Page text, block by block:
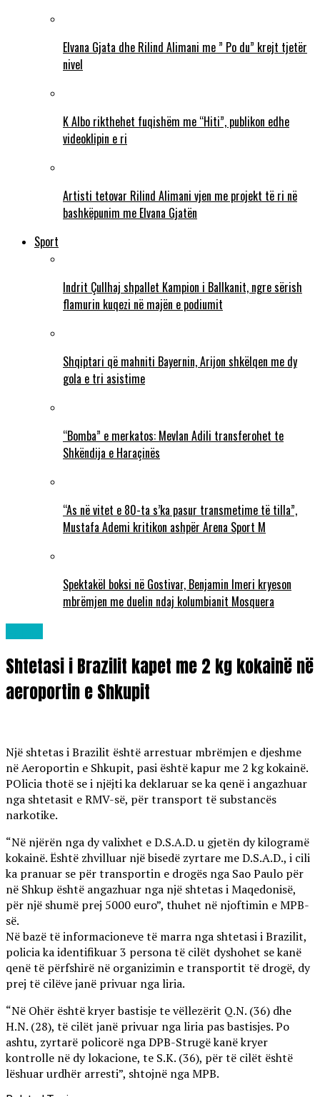
Elvana Gjata dhe Rilind Alimani me ” Po du” krejt tjetër
nivel
K Albo rikthehet fuqishëm me “Hiti”, publikon edhe
videoklipin e ri
Artisti tetovar Rilind Alimani vjen me projekt të ri në
bashkëpunim me Elvana Gjatën
Sport
Indrit Çullhaj shpallet Kampion i Ballkanit, ngre sërish
flamurin kuqezi në majën e podiumit
Shqiptari që mahniti Bayernin, Arijon shkëlqen me dy
gola e tri asistime
“Bomba” e merkatos: Mevlan Adili transferohet te
Shkëndija e Haraçinës
“As në vitet e 80-ta s’ka pasur transmetime të tilla”,
Mustafa Ademi kritikon ashpër Arena Sport M
Spektakël boksi në Gostivar, Benjamin Imeri kryeson
mbrëmjen me duelin ndaj kolumbianit Mosquera
Shtetasi i Brazilit kapet me 2 kg kokainë në
aeroportin e Shkupit
Një shtetas i Brazilit është arrestuar mbrëmjen e djeshme
në Aeroportin e Shkupit, pasi është kapur me 2 kg kokainë.
POlicia thotë se i njëjti ka deklaruar se ka qenë i angazhuar
nga shtetasit e RMV-së, për transport të substancës
narkotike.
“Në njërën nga dy valixhet e D.S.A.D. u gjetën dy kilogramë
kokainë. Është zhvilluar një bisedë zyrtare me D.S.A.D., i cili
ka pranuar se për transportin e drogës nga Sao Paulo për
në Shkup është angazhuar nga një shtetas i Maqedonisë,
për një shumë prej 5000 euro”, thuhet në njoftimin e MPB-
së.
Në bazë të informacioneve të marra nga shtetasi i Brazilit,
policia ka identifikuar 3 persona të cilët dyshohet se kanë
qenë të përfshirë në organizimin e transportit të drogë, dy
prej të cilëve janë privuar nga liria.
“Në Ohër është kryer bastisje te vëllezërit Q.N. (36) dhe
H.N. (28), të cilët janë privuar nga liria pas bastisjes. Po
ashtu, zyrtarë policorë nga DPB-Strugë kanë kryer
kontrolle në dy lokacione, te S.K. (36), për të cilët është
lëshuar urdhër arresti”, shtojnë nga MPB.